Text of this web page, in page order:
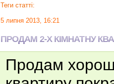
Теги статті:
5 липня 2013, 16:21
ПРОДАМ 2-Х КІМНАТНУ
Продам